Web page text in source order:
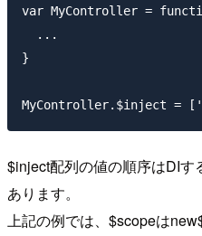
var MyController =
  ...
}
$inject配列の値の順序はDI
あります。
上記の例では、$scopeは